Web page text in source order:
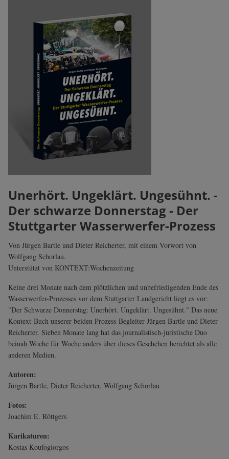
Unerhört. Ungeklärt. Ungesühnt. -
Der schwarze Donnerstag - Der
Stuttgarter Wasserwerfer-Prozess
Von Jürgen Bartle und Dieter Reicherter, mit einem Vorwort von
Wolfgang Schorlau.
Unterstützt von KONTEXT:Wochenzeitung
Keine drei Monate nach dem plötzlichen und unbefriedigenden Ende des
Wasserwerfer-Prozesses vor dem Stuttgarter Landgericht liegt es vor:
"Der Schwarze Donnerstag: Unerhört. Ungeklärt. Ungesühnt." Das neue
Kontext-Buch unserer beiden Prozess-Begleiter Jürgen Bartle und Dieter
Reicherter. Sieben Monate lang hat das journalistisch-juristische Duo
beinah Woche für Woche anders über dieses Geschehen berichtet als alle
anderen Medien.
Autoren:
Jürgen Bartle, Dieter Reicherter, Wolfgang Schorlau
Fotos:
Joachim E. Röttgers
Karikaturen:
Kostas Koufogiorgos